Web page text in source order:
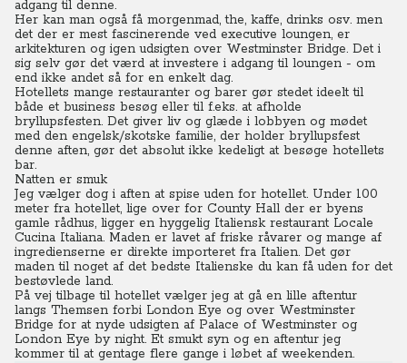
adgang til denne.
Her kan man også få morgenmad, the, kaffe, drinks osv. men
det der er mest fascinerende ved executive loungen, er
arkitekturen og igen udsigten over Westminster Bridge. Det i
sig selv gør det værd at investere i adgang til loungen - om
end ikke andet så for en enkelt dag.
Hotellets mange restauranter og barer gør stedet ideelt til
både et business besøg eller til f.eks. at afholde
bryllupsfesten. Det giver liv og glæde i lobbyen og mødet
med den engelsk/skotske familie, der holder bryllupsfest
denne aften, gør det absolut ikke kedeligt at besøge hotellets
bar.
Natten er smuk
Jeg vælger dog i aften at spise uden for hotellet. Under 100
meter fra hotellet, lige over for County Hall der er byens
gamle rådhus, ligger en hyggelig Italiensk restaurant Locale
Cucina Italiana. Maden er lavet af friske råvarer og mange af
ingredienserne er direkte importeret fra Italien. Det gør
maden til noget af det bedste Italienske du kan få uden for det
bestøvlede land.
På vej tilbage til hotellet vælger jeg at gå en lille aftentur
langs Themsen forbi London Eye og over Westminster
Bridge for at nyde udsigten af Palace of Westminster og
London Eye by night. Et smukt syn og en aftentur jeg
kommer til at gentage flere gange i løbet af weekenden.